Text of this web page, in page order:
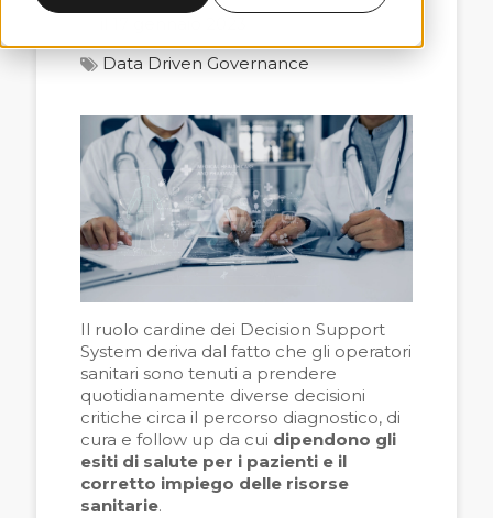
Data Driven Governance
Il ruolo cardine dei Decision Support
System deriva dal fatto che gli operatori
sanitari sono tenuti a prendere
quotidianamente diverse decisioni
critiche circa il percorso diagnostico, di
cura e follow up da cui dipendono gli
esiti di salute per i pazienti e il
corretto impiego delle risorse
sanitarie.